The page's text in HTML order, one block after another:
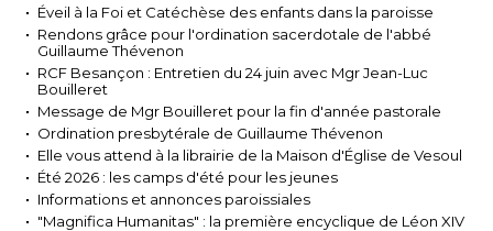
Éveil à la Foi et Catéchèse des enfants dans la paroisse
Rendons grâce pour l'ordination sacerdotale de l'abbé
Guillaume Thévenon
RCF Besançon : Entretien du 24 juin avec Mgr Jean-Luc
Bouilleret
Message de Mgr Bouilleret pour la fin d'année pastorale
Ordination presbytérale de Guillaume Thévenon
Elle vous attend à la librairie de la Maison d'Église de Vesoul
Été 2026 : les camps d'été pour les jeunes
Informations et annonces paroissiales
"Magnifica Humanitas" : la première encyclique de Léon XIV